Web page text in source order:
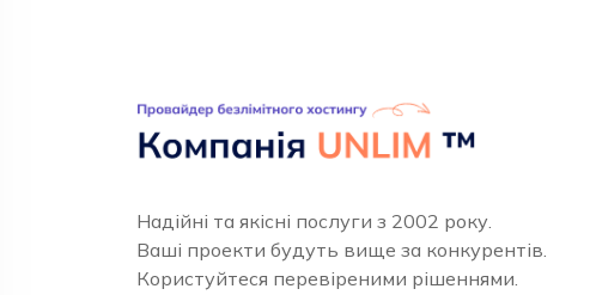
Надійні та якісні послуги з 2002 року.
Ваші проекти будуть вище за конкурентів.
Користуйтеся перевіреними рішеннями.